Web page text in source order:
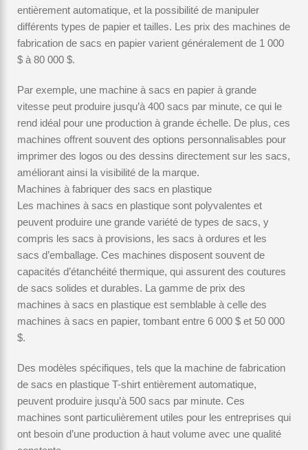
entièrement automatique, et la possibilité de manipuler
différents types de papier et tailles. Les prix des machines de
fabrication de sacs en papier varient généralement de 1 000
$ à 80 000 $.
Par exemple, une machine à sacs en papier à grande
vitesse peut produire jusqu’à 400 sacs par minute, ce qui le
rend idéal pour une production à grande échelle. De plus, ces
machines offrent souvent des options personnalisables pour
imprimer des logos ou des dessins directement sur les sacs,
améliorant ainsi la visibilité de la marque.
Machines à fabriquer des sacs en plastique
Les machines à sacs en plastique sont polyvalentes et
peuvent produire une grande variété de types de sacs, y
compris les sacs à provisions, les sacs à ordures et les
sacs d’emballage. Ces machines disposent souvent de
capacités d’étanchéité thermique, qui assurent des coutures
de sacs solides et durables. La gamme de prix des
machines à sacs en plastique est semblable à celle des
machines à sacs en papier, tombant entre 6 000 $ et 50 000
$.
Des modèles spécifiques, tels que la machine de fabrication
de sacs en plastique T-shirt entièrement automatique,
peuvent produire jusqu’à 500 sacs par minute. Ces
machines sont particulièrement utiles pour les entreprises qui
ont besoin d’une production à haut volume avec une qualité